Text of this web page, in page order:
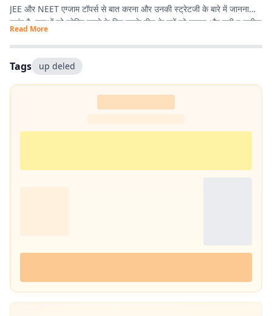
JEE और NEET एग्जाम टॉपर्स से बात करना और उनकी स्ट्रेटजी के बारे में जानना
पसंद है. युवाओं को प्रेरित करने के लिए उनके बीच के मुद्दों को उठाना और सही व सटीक
जानकारी देना ही उनकी प्राथमिकता है.
Read More
Tags up deled